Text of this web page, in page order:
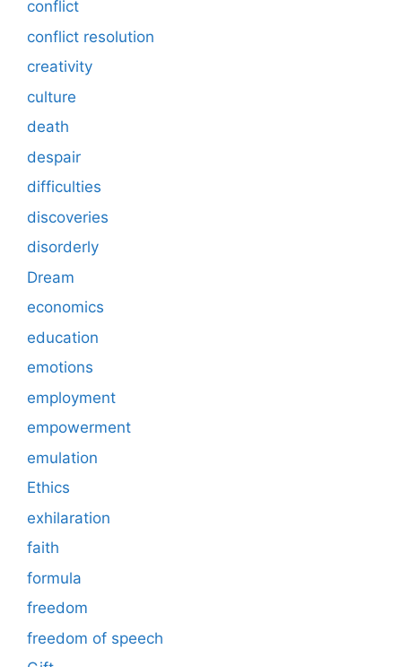
conflict
conflict resolution
creativity
culture
death
despair
difficulties
discoveries
disorderly
Dream
economics
education
emotions
employment
empowerment
emulation
Ethics
exhilaration
faith
formula
freedom
freedom of speech